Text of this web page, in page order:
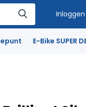
Inloggen
E-Bike SUPER